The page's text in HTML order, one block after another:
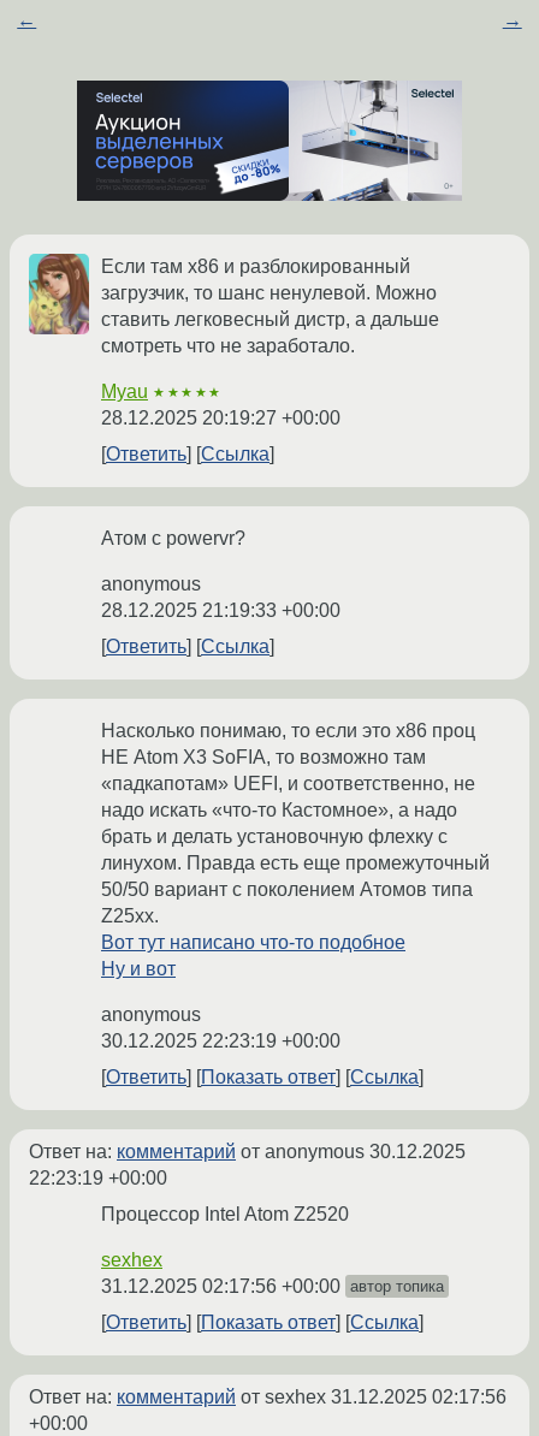
← →
Если там x86 и разблокированный
загрузчик, то шанс ненулевой. Можно
ставить легковесный дистр, а дальше
смотреть что не заработало.
Myau ★★★★★
28.12.2025 20:19:27 +00:00
Ответить
Ссылка
Атом с powervr?
anonymous
28.12.2025 21:19:33 +00:00
Ответить
Ссылка
Насколько понимаю, то если это x86 проц
НЕ Atom X3 SoFIA, то возможно там
«падкапотам» UEFI, и соответственно, не
надо искать «что-то Кастомное», а надо
брать и делать установочную флехку с
линухом. Правда есть еще промежуточный
50/50 вариант с поколением Атомов типа
Z25xx.
Вот тут написано что-то подобное
Ну и вот
anonymous
30.12.2025 22:23:19 +00:00
Ответить
Показать ответ Ссылка
Ответ на: комментарий от anonymous 30.12.2025
22:23:19 +00:00
Процессор Intel Atom Z2520
sexhex
31.12.2025 02:17:56 +00:00 автор топика
Ответить Показать ответ Ссылка
Ответ на: комментарий от sexhex 31.12.2025 02:17:56
+00:00